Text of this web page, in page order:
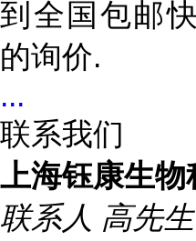
到全国包邮
的询价.
...
联系我们
上海钰康生物
联系人 高先生